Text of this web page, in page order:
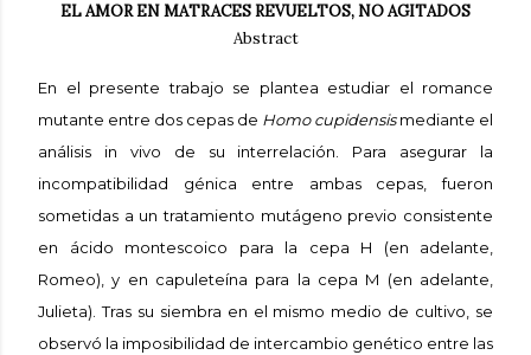
EL AMOR EN MATRACES REVUELTOS, NO AGITADOS
Abstract
En el presente trabajo se plantea estudiar el romance
mutante entre dos cepas de Homo cupidensismediante el
análisis in vivo de su interrelación. Para asegurar la
incompatibilidad génica entre ambas cepas, fueron
sometidas a un tratamiento mutágeno previo consistente
en ácido montescoico para la cepa H (en adelante,
Romeo), y en capuleteína para la cepa M (en adelante,
Julieta). Tras su siembra en el mismo medio de cultivo, se
observó la imposibilidad de intercambio genético entre las